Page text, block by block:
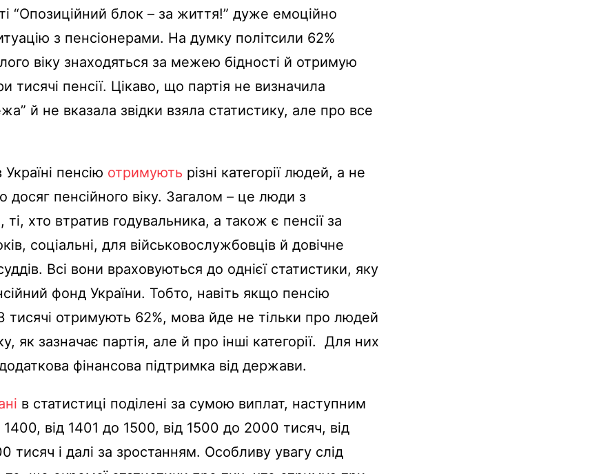
“Опозиційний блок – за життя!” дуже емоційно
з пенсіонерами. На думку політсили 62%
віку знаходяться за межею бідності й отримую
тисячі пенсії. Цікаво, що партія не визначила
й не вказала звідки взяла статистику, але про все
Україні пенсію отримують різні категорії людей, а не
досяг пенсійного віку. Загалом – це люди з
ті, хто втратив годувальника, а також є пенсії за
соціальні, для військовослужбовців й довічне
Всі вони враховуються до однієї статистики, яку
фонд України. Тобто, навіть якщо пенсію
отримують 62%, мова йде не тільки про людей
як зазначає партія, але й про інші категорії. Для них
фінансова підтримка від держави.
в статистиці поділені за сумою виплат, наступним
від 1401 до 1500, від 1500 до 2000 тисяч, від
тисяч і далі за зростанням. Особливу увагу слід